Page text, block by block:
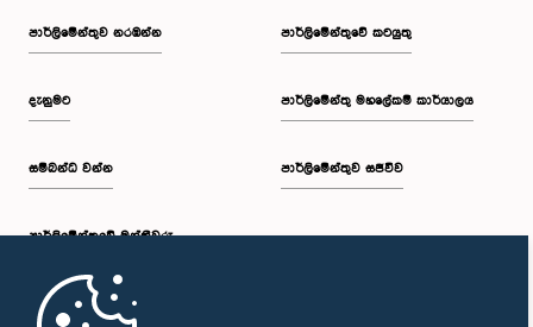
පාර්ලි‌මේන්තුව නරඹන්න
දැනුමට
සම්බන්ධ වන්න
පාර්ලි‌මේන්තුවේ මන්ත්‍රීවරු
මුල් පිටුව
පාර්ලිමේන්තුවේ කටයුතු
පාර්ලිමේන්තු මහලේකම් කාර්යාලය
පාර්ලිමේන්තුව සජීවීව